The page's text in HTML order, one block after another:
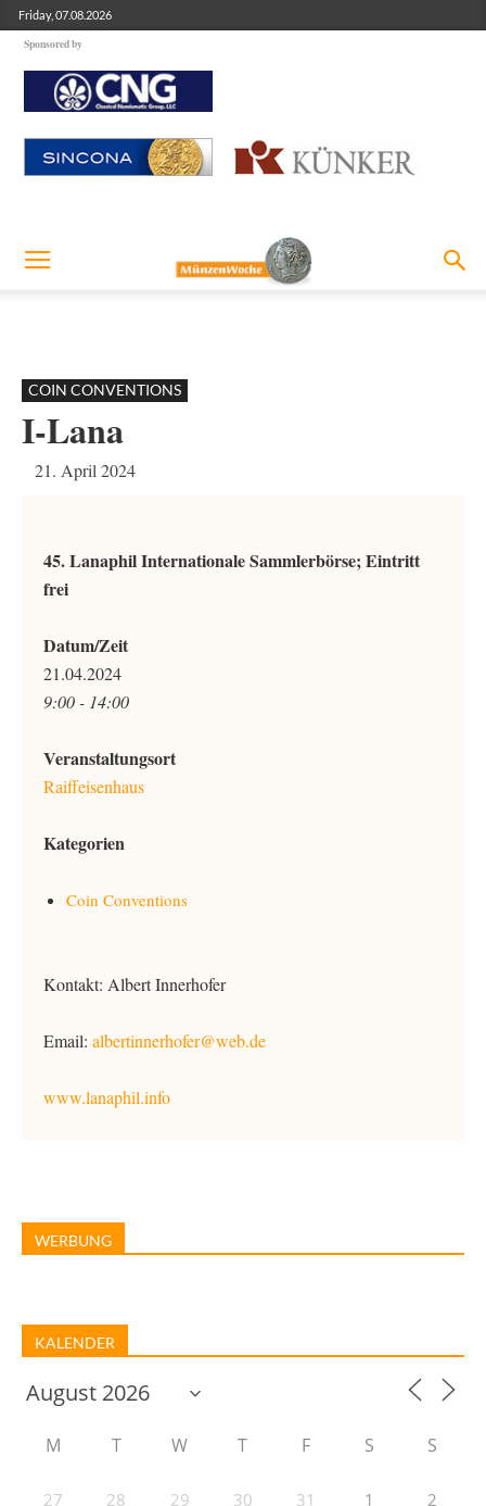
Friday, 07.08.2026
Sponsored by
COIN CONVENTIONS
I-Lana
21. April 2024
45. Lanaphil Internationale Sammlerbörse; Eintritt
frei
Datum/Zeit
21.04.2024
9:00 - 14:00
Veranstaltungsort
Raiffeisenhaus
Kategorien
Coin Conventions
Kontakt: Albert Innerhofer
Email: albertinnerhofer@web.de
www.lanaphil.info
WERBUNG
KALENDER
M T W T F S S
27 28 29 30 31 1 2